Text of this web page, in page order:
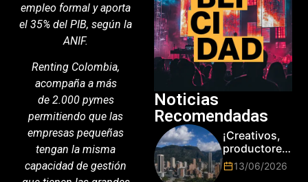
empleo formal y aporta
el 35% del PIB, según la
ANIF.
Renting Colombia,
acompaña a más
de 2.000 pymes
permitiendo que las
empresas pequeñas
tengan la misma
capacidad de gestión
Noticias
Recomendadas
¡Creativos,
productores
y cracks de
la tecnología
13/06/2026